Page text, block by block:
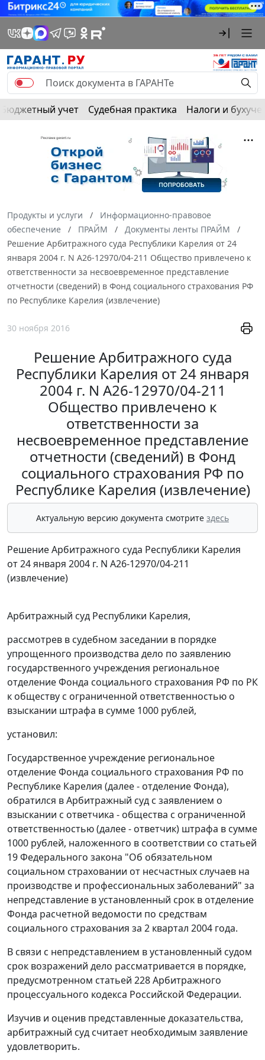
Бюджетный учет Судебная практика Налоги и
Продукты и услуги
Информационно-правовое
обеспечение
ПРАЙМ
Документы ленты ПРАЙМ
Решение Арбитражного суда Республики Карелия от 24
января 2004 г. N А26-12970/04-211 Общество привлечено к
ответственности за несвоевременное представление
отчетности (сведений) в Фонд социального страхования РФ
по Республике Карелия (извлечение)
30 ноября 2016
Решение Арбитражного суда
Республики Карелия от 24 января
2004 г. N А26-12970/04-211
Общество привлечено к
ответственности за
несвоевременное представление
отчетности (сведений) в Фонд
социального страхования РФ по
Республике Карелия (извлечение)
Актуальную версию документа смотрите здесь
Решение Арбитражного суда Республики Карелия
от 24 января 2004 г. N А26-12970/04-211
(извлечение)
Арбитражный суд Республики Карелия,
рассмотрев в судебном заседании в порядке
упрощенного производства дело по заявлению
государственного учреждения региональное
отделение Фонда социального страхования РФ по РК
к обществу с ограниченной ответственностью о
взыскании штрафа в сумме 1000 рублей,
установил:
Государственное учреждение региональное
отделение Фонда социального страхования РФ по
Республике Карелия (далее - отделение Фонда),
обратился в Арбитражный суд с заявлением о
взыскании с ответчика - общества с ограниченной
ответственностью (далее - ответчик) штрафа в сумме
1000 рублей, наложенного в соответствии со статьей
19Федерального закона "Об обязательном
социальном страховании от несчастных случаев на
производстве и профессиональных заболеваний" за
непредставление в установленный срок в отделение
Фонда расчетной ведомости по средствам
социального страхования за 2 квартал 2004 года.
В связи с непредставлением в установленный судом
срок возражений дело рассматривается в порядке,
предусмотренном статьей 228Арбитражного
процессуального кодекса Российской Федерации.
Изучив и оценив представленные доказательства,
арбитражный суд считает необходимым заявление
удовлетворить.